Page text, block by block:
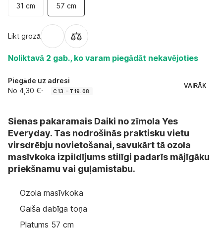
31 cm 57 cm
Likt grozā
Noliktavā 2 gab., ko varam piegādāt nekavējoties
Piegāde uz adresi
No 4,30 €· C 13. – T 19. 08.
VAIRĀK
Sienas pakaramais Daiki no zīmola Yes
Everyday. Tas nodrošinās praktisku vietu
virsdrēbju novietošanai, savukārt tā ozola
masīvkoka izpildījums stilīgi padarīs mājīgāku
priekšnamu vai guļamistabu.
Ozola masīvkoka
Gaiša dabīga toņa
Platums 57 cm